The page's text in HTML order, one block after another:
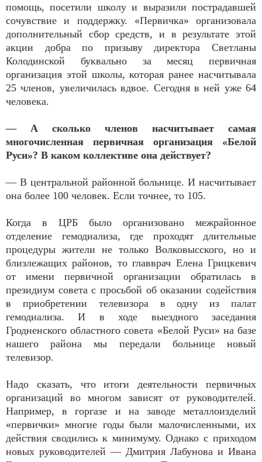
помощь, посетили школу и выразили пострадавшей
сочувствие и поддержку. «Первичка» организовала
дополнительный сбор средств, и в результате этой
акции добра по призыву директора Светланы
Колодинской буквально за месяц первичная
организация этой школы, которая ранее насчитывала
25 членов, увеличилась вдвое. Сегодня в ней уже 64
человека.
— А сколько членов насчитывает самая
многочисленная первичная организация «Белой
Руси»? В каком коллективе она действует?
— В центральной районной больнице. И насчитывает
она более 100 человек. Если точнее, то 105.
Когда в ЦРБ было организовано межрайонное
отделение гемодиализа, где проходят длительные
процедуры жители не только Волковысского, но и
близлежащих районов, то главврач Елена Грицкевич
от имени первичной организации обратилась в
президиум совета с просьбой об оказании содействия
в приобретении телевизора в одну из палат
гемодиализа. И в ходе выездного заседания
Гродненского областного совета «Белой Руси» на базе
нашего района мы передали больнице новый
телевизор.
Надо сказать, что итоги деятельности первичных
организаций во многом зависят от руководителей.
Например, в горгазе и на заводе металлоизделий
«первички» многие годы были малочисленными, их
действия сводились к минимуму. Однако с приходом
новых руководителей — Дмитрия Лабунова и Ивана